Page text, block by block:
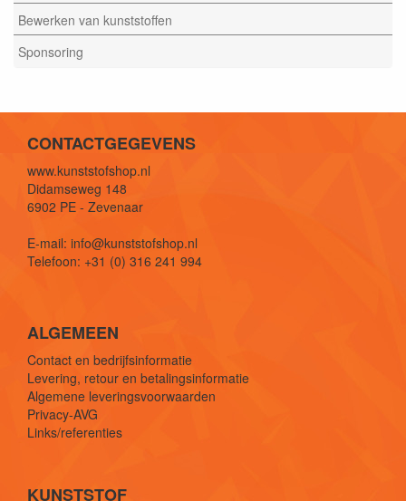
Bewerken van kunststoffen
Sponsoring
CONTACTGEGEVENS
www.kunststofshop.nl
Didamseweg 148
6902 PE - Zevenaar
E-mail: info@kunststofshop.nl
Telefoon: +31 (0) 316 241 994
ALGEMEEN
Contact en bedrijfsinformatie
Levering, retour en betalingsinformatie
Algemene leveringsvoorwaarden
Privacy-AVG
Links/referenties
KUNSTSTOF